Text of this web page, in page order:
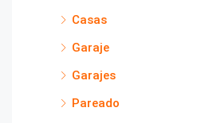
Casas
Garaje
Garajes
Pareado